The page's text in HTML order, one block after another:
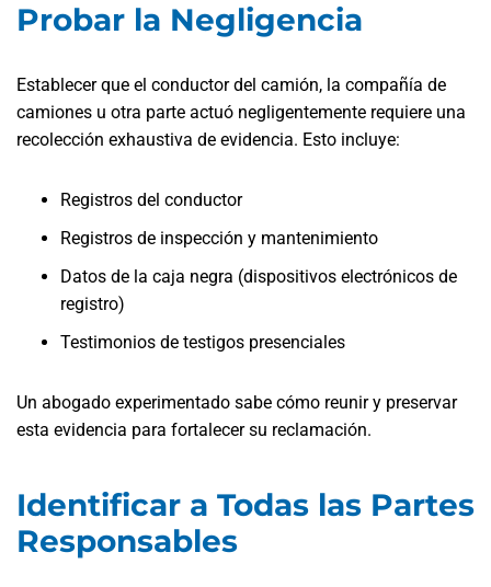
Probar la Negligencia
Establecer que el conductor del camión, la compañía de
camiones u otra parte actuó negligentemente requiere una
recolección exhaustiva de evidencia. Esto incluye:
Registros del conductor
Registros de inspección y mantenimiento
Datos de la caja negra (dispositivos electrónicos de
registro)
Testimonios de testigos presenciales
Un abogado experimentado sabe cómo reunir y preservar
esta evidencia para fortalecer su reclamación.
Identificar a Todas las Partes
Responsables